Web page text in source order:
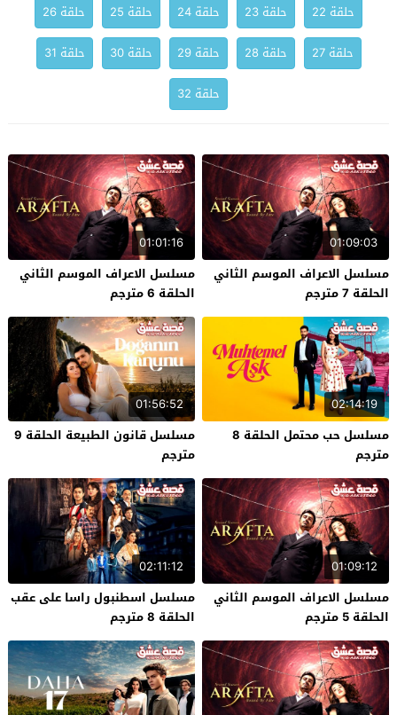
حلقة 22
حلقة 23 حلقة 24 حلقة 25
حلقة 26
حلقة 27
حلقة 28 حلقة 29 حلقة 30
حلقة 31
حلقة 32
01:09:03
مسلسل الاعراف الموسم الثاني
الحلقة 7 مترجم
01:01:16
مسلسل الاعراف الموسم الثاني
الحلقة 6 مترجم
02:14:19
مسلسل حب محتمل الحلقة 8
مترجم
01:56:52
مسلسل قانون الطبيعة الحلقة 9
مترجم
01:09:12
مسلسل الاعراف الموسم الثاني
الحلقة 5 مترجم
02:11:12
مسلسل اسطنبول راسا على عقب
الحلقة 8 مترجم